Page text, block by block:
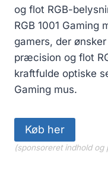
og flot RGB-
RGB 1001 Gaming
gamers, der
præcision og flot
kraftfulde optiske
Gaming mus.
Køb her
(sponsoreret indhold